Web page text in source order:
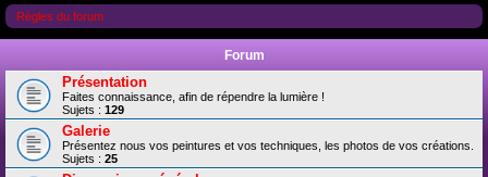
Règles du forum
Forum
Présentation
Faites connaissance, afin de répendre la lumière !
Sujets : 129
Galerie
Présentez nous vos peintures et vos techniques, les photos de vos créations.
Sujets : 25